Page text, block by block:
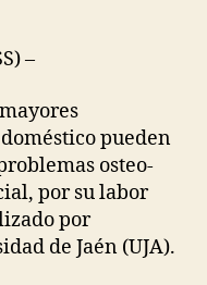
–
pueden
osteo-
por su labor
por
de Jaén (UJA).